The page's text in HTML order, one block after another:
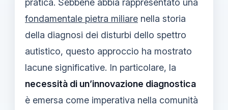
fondamentale pietra miliare nella storia
della diagnosi dei disturbi dello spettro
autistico, questo approccio ha mostrato
lacune significative. In particolare, la
necessità di un’innovazione diagnostica
è emersa come imperativa nella comunità